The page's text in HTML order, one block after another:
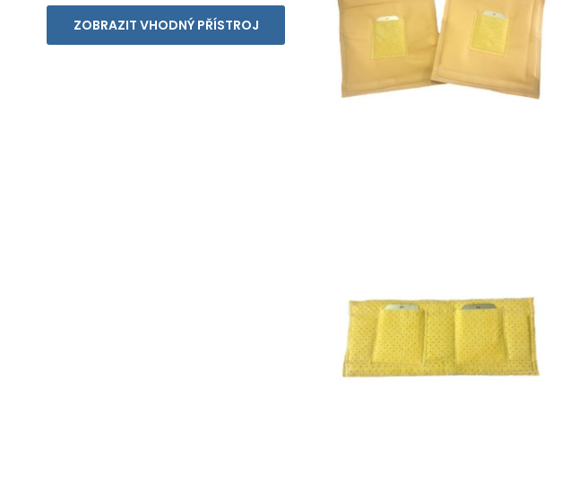
ZOBRAZIT VHODNÝ PŘÍSTROJ